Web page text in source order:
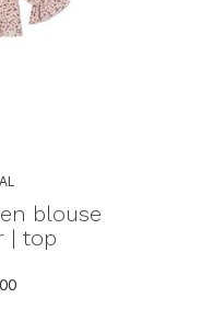
blouse
| top